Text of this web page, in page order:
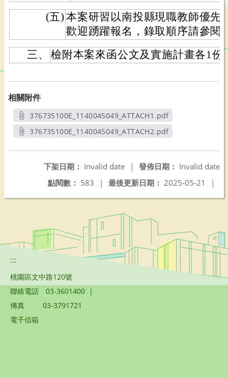
(五) 本案研習以南投縣現職教師優先
歡迎踴躍報名，錄取順序請參閱
三、
檢附本案來函公文及實施計畫各1份
相關附件
376735100E_1140045049_ATTACH1.pdf
另開新視窗
376735100E_1140045049_ATTACH2.pdf
發佈日期： Invalid date
下架日期： Invalid date
|
最後更新日期： 2025-05-21 |
點閱數： 583 |
:::
桃園區文中路120號
聯絡電話
03-3601400 |
傳真
03-3791721
電子信箱